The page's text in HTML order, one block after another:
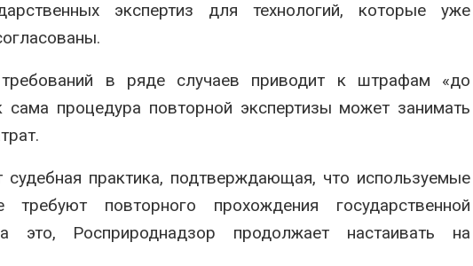
экспертиз для технологий, которые уже
в ряде случаев приводит к штрафам «до
сама процедура повторной экспертизы может занимать
практика, подтверждающая, что используемые
повторного прохождения государственной
это, Росприроднадзор продолжает настаивать на